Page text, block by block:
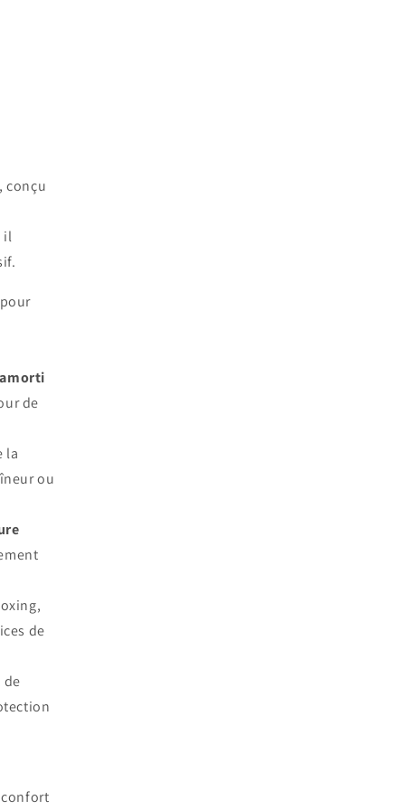
, conçu
il
amorti
de
la
ou
de